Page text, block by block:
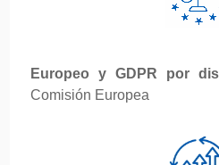
Europeo y GDPR por
Comisión Europea